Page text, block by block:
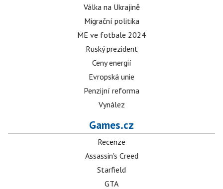
Válka na Ukrajině
Migrační politika
ME ve fotbale 2024
Ruský prezident
Ceny energií
Evropská unie
Penzijní reforma
Vynález
Games.cz
Recenze
Assassin's Creed
Starfield
GTA